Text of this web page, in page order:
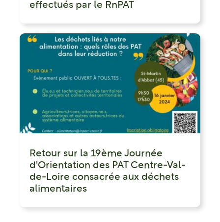
effectués par le RnPAT
Retour sur la 19ème Journée
d'Orientation des PAT Centre-Val-
de-Loire consacrée aux déchets
alimentaires